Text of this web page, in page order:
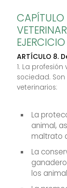
CAPÍTULO
ARTÍCULO 8.
1. La
sociedad.
veterinarios:
La
animal,
maltrato
La
los